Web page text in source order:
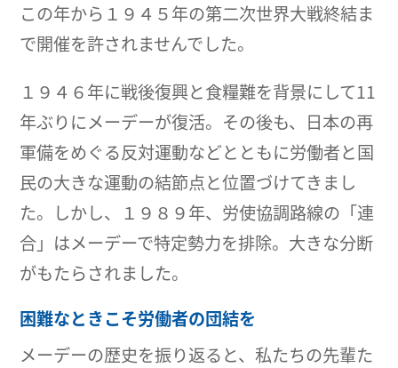
この年から１９４５年の第二次世界大戦終結ま
で開催を許されませんでした。
１９４６年に戦後復興と食糧難を背景にして11
年ぶりにメーデーが復活。その後も、日本の再
軍備をめぐる反対運動などとともに労働者と国
民の大きな運動の結節点と位置づけてきまし
た。しかし、１９８９年、労使協調路線の「連
合」はメーデーで特定勢力を排除。大きな分断
がもたらされました。
困難なときこそ労働者の団結を
メーデーの歴史を振り返ると、私たちの先輩た